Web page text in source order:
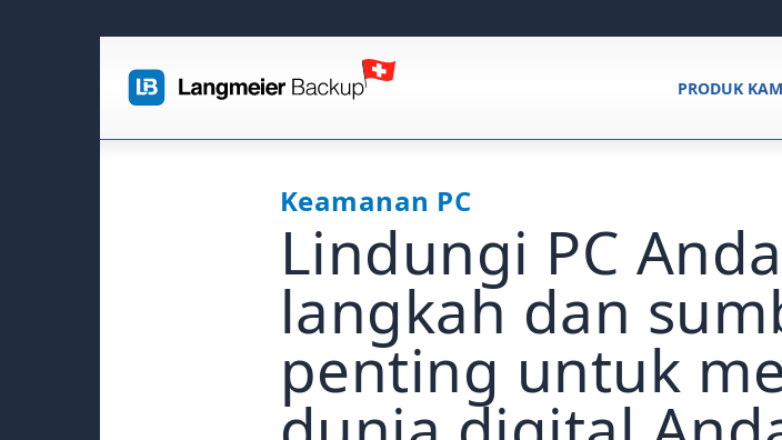
PRODUK
Keamanan PC
Lindungi PC
langkah dan
penting untuk